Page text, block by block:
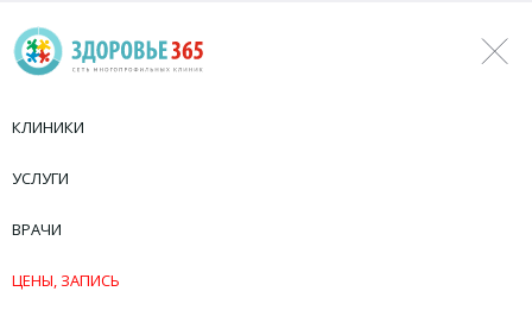
КЛИНИКИ
УСЛУГИ
ВРАЧИ
ЦЕНЫ, ЗАПИСЬ